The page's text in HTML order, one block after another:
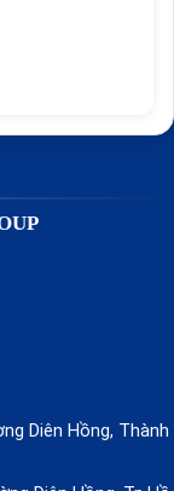
Diên Hồng, Thành